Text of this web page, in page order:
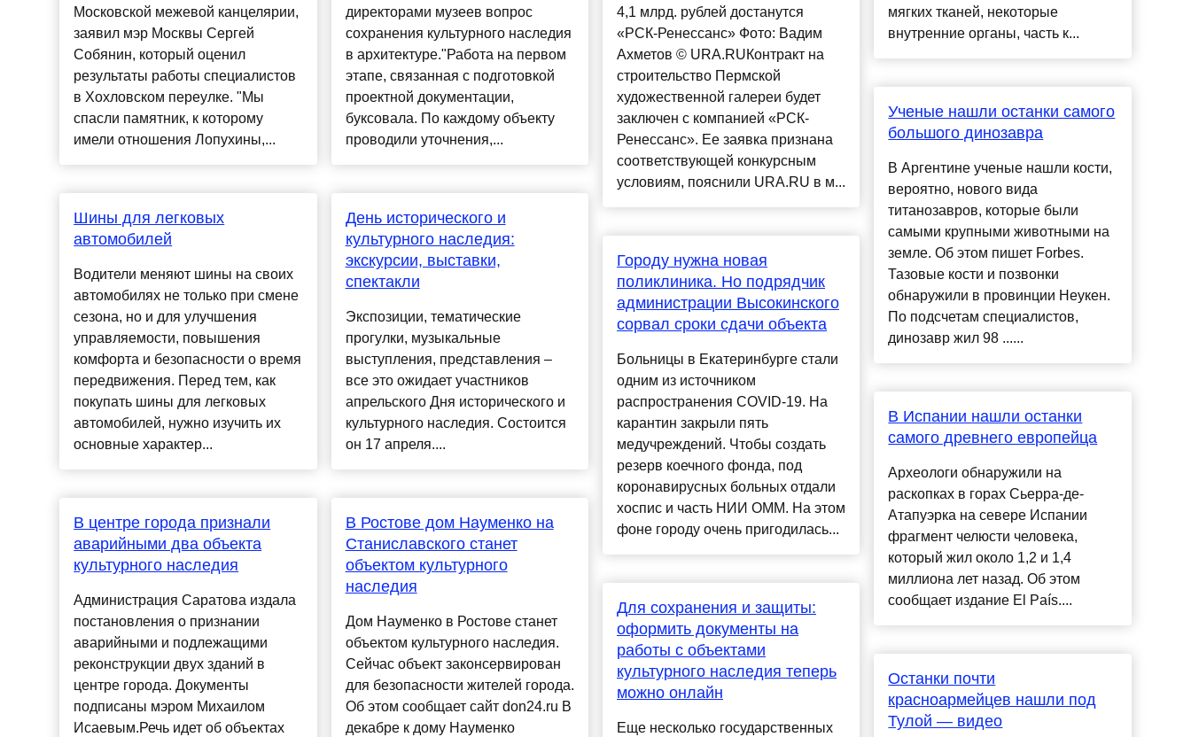
Московской межевой канцелярии,
заявил мэр Москвы Сергей
Собянин, который оценил
результаты работы специалистов
в Хохловском переулке. "Мы
спасли памятник, к которому
имели отношения Лопухины,...
Шины для легковых
автомобилей
Водители меняют шины на своих
автомобилях не только при смене
сезона, но и для улучшения
управляемости, повышения
комфорта и безопасности о время
передвижения. Перед тем, как
покупать шины для легковых
автомобилей, нужно изучить их
основные характер...
В центре города признали
аварийными два объекта
культурного наследия
Администрация Саратова издала
постановления о признании
аварийными и подлежащими
реконструкции двух зданий в
центре города. Документы
подписаны мэром Михаилом
Исаевым.Речь идет об объектах
директорами музеев вопрос
сохранения культурного наследия
в архитектуре."Работа на первом
этапе, связанная с подготовкой
проектной документации,
буксовала. По каждому объекту
проводили уточнения,...
День исторического и
культурного наследия:
экскурсии, выставки,
спектакли
Экспозиции, тематические
прогулки, музыкальные
выступления, представления –
все это ожидает участников
апрельского Дня исторического и
культурного наследия. Состоится
он 17 апреля....
В Ростове дом Науменко на
Станиславского станет
объектом культурного
наследия
Дом Науменко в Ростове станет
объектом культурного наследия.
Сейчас объект законсервирован
для безопасности жителей города.
Об этом сообщает cайт don24.ru В
декабре к дому Науменко
4,1 млрд. рублей достанутся
«РСК-Ренессанс» Фото: Вадим
Ахметов © URA.RUКонтракт на
строительство Пермской
художественной галереи будет
заключен с компанией «РСК-
Ренессанс». Ее заявка признана
соответствующей конкурсным
условиям, пояснили URA.RU в м...
Городу нужна новая
поликлиника. Но подрядчик
администрации Высокинского
сорвал сроки сдачи объекта
Больницы в Екатеринбурге стали
одним из источником
распространения COVID-19. На
карантин закрыли пять
медучреждений. Чтобы создать
резерв коечного фонда, под
коронавирусных больных отдали
хоспис и часть НИИ ОММ. На этом
фоне городу очень пригодилась...
Для сохранения и защиты:
оформить документы на
работы с объектами
культурного наследия теперь
можно онлайн
Еще несколько государственных
мягких тканей, некоторые
внутренние органы, часть к...
Ученые нашли останки самого
большого динозавра
В Аргентине ученые нашли кости,
вероятно, нового вида
титанозавров, которые были
самыми крупными животными на
земле. Об этом пишет Forbes.
Тазовые кости и позвонки
обнаружили в провинции Неукен.
По подсчетам специалистов,
динозавр жил 98 ......
В Испании нашли останки
самого древнего европейца
Археологи обнаружили на
раскопках в горах Сьерра-де-
Атапуэрка на севере Испании
фрагмент челюсти человека,
который жил около 1,2 и 1,4
миллиона лет назад. Об этом
сообщает издание El País....
Останки почти
красноармейцев нашли под
Тулой — видео